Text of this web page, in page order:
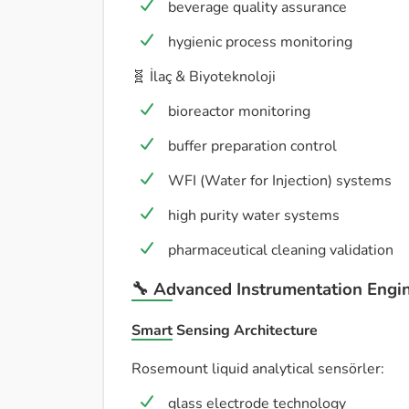
beverage quality assurance
hygienic process monitoring
🧬 İlaç & Biyoteknoloji
bioreactor monitoring
buffer preparation control
WFI (Water for Injection) systems
high purity water systems
pharmaceutical cleaning validation
🔧 Advanced Instrumentation
Smart Sensing Architecture
Rosemount liquid analytical sensörler:
glass electrode technology